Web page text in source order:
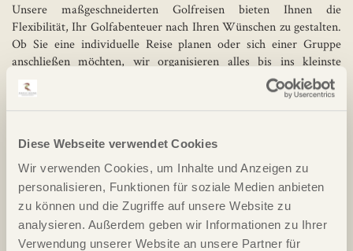
Diese Webseite verwendet Cookies
Wir verwenden Cookies, um Inhalte und Anzeigen zu
personalisieren, Funktionen für soziale Medien anbieten
zu können und die Zugriffe auf unsere Website zu
analysieren. Außerdem geben wir Informationen zu Ihrer
Verwendung unserer Website an unsere Partner für
Unsere maßgeschneiderten Golfreisen bieten Ihnen die
Flexibilität, Ihr Golfabenteuer nach Ihren Wünschen zu gestalten.
Ob Sie eine individuelle Reise planen oder sich einer Gruppe
anschließen möchten, wir organisieren alles bis ins kleinste
Detail, damit Sie sich voll und ganz auf Ihr Golfspiel und Ihre
Entdeckungsreise konzentrieren können. Unsere erfahrenen
Reiseexperten stehen Ihnen mit Rat und Tat zur Seite, um
unvergessliches Erlebnis wird.
Buchen Sie noch heute Ihre Golfreise nach Nordirland
Tauchen Sie ein in die faszinierende Welt des Golfsports und
entdecken Sie die Schönheit und den Nervenkitzel von
Nordirland. Buchen Sie noch heute Ihre maßgeschneiderte